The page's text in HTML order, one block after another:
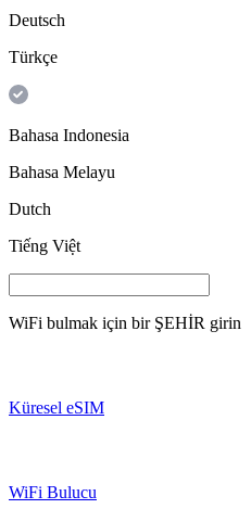
Deutsch
Türkçe
Bahasa Indonesia
Bahasa Melayu
Dutch
Tiếng Việt
WiFi bulmak için bir ŞEHİR girin
Küresel eSIM
WiFi Bulucu